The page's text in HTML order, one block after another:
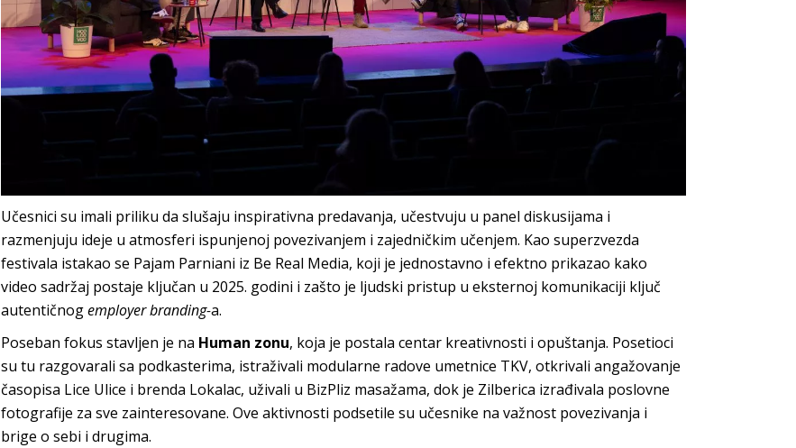
Učesnici su imali priliku da slušaju inspirativna predavanja, učestvuju u panel diskusijama i
razmenjuju ideje u atmosferi ispunjenoj povezivanjem i zajedničkim učenjem. Kao superzvezda
festivala istakao se Pajam Parniani iz Be Real Media, koji je jednostavno i efektno prikazao kako
video sadržaj postaje ključan u 2025. godini i zašto je ljudski pristup u eksternoj komunikaciji ključ
autentičnogemployer branding-a.
Poseban fokus stavljen je na Human zonu, koja je postala centar kreativnosti i opuštanja. Posetioci
su tu razgovarali sa podkasterima, istraživali modularne radove umetnice TKV, otkrivali angažovanje
časopisa Lice Ulice i brenda Lokalac, uživali u BizPliz masažama, dok je Zilberica izrađivala poslovne
fotografije za sve zainteresovane. Ove aktivnosti podsetile su učesnike na važnost povezivanja i
brige o sebi i drugima.